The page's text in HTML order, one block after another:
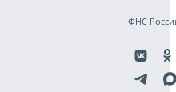
ФНС